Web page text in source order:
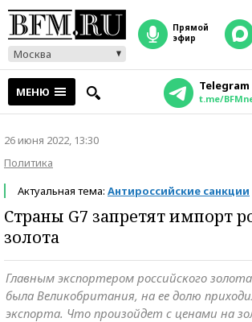
Москва
прямой
эфир
МЕНЮ Telegram
t.me/
26 июня 2022, 13:30
Политика
Актуальная тема: Антироссийские санкции
Страны G7 запретят импорт
золота
Главным экспортером российского
была Великобритания, на ее долю
экспорта. Что произойдет с ценами на